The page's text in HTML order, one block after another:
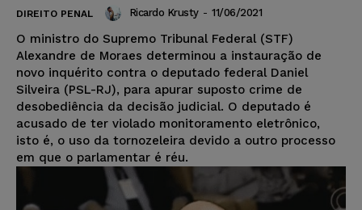
DIREITO PENAL Ricardo Krusty - 11/06/2021
O ministro do Supremo Tribunal Federal (STF)
Alexandre de Moraes determinou a instauração de
novo inquérito contra o deputado federal Daniel
Silveira (PSL-RJ), para apurar suposto crime de
desobediência da decisão judicial. O deputado é
acusado de ter violado monitoramento eletrônico,
isto é, o uso da tornozeleira devido a outro processo
em que o parlamentar é réu.